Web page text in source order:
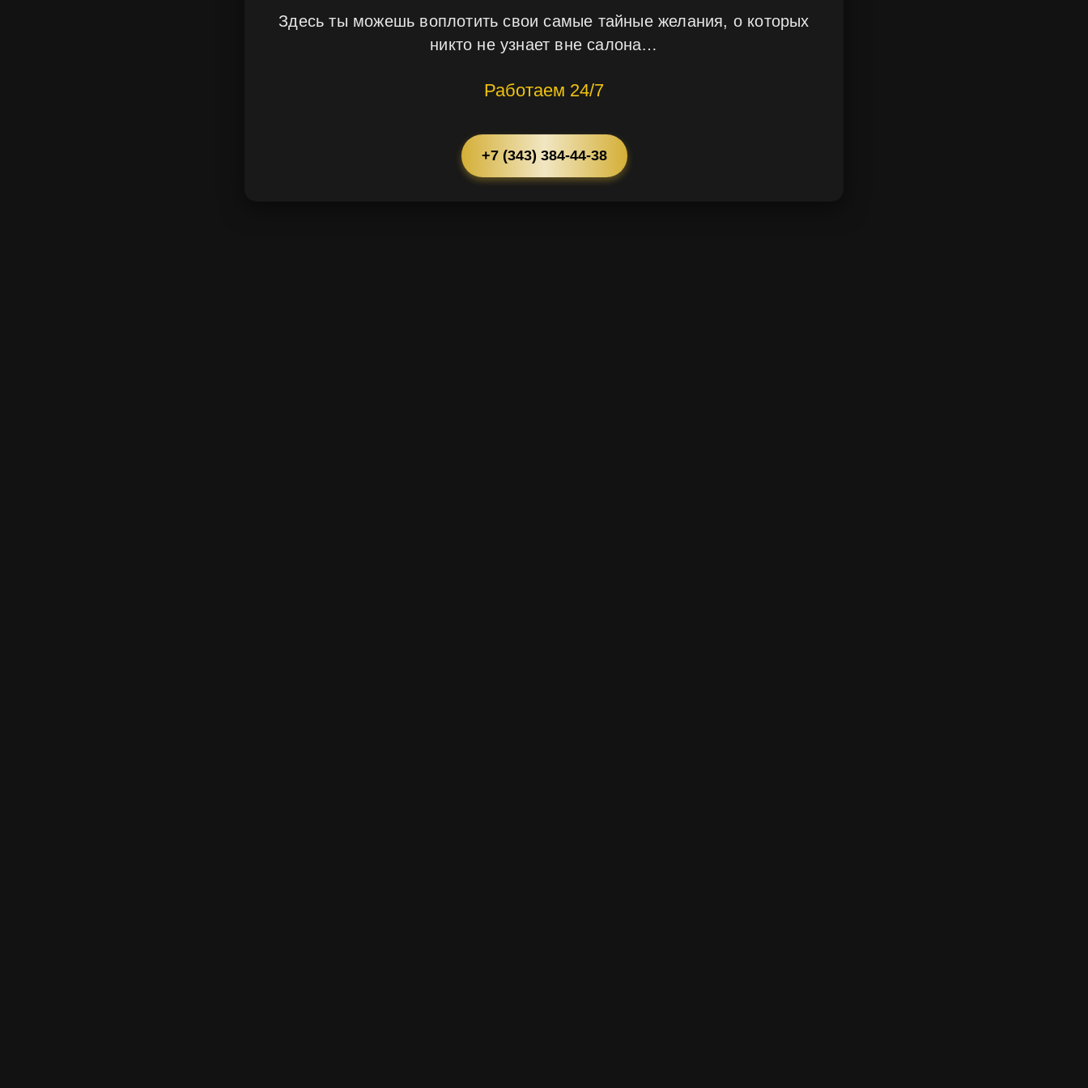
Здесь ты можешь воплотить свои самые тайные желания, о которых
никто не узнает вне салона…
Работаем 24/7
+7 (343) 384-44-38